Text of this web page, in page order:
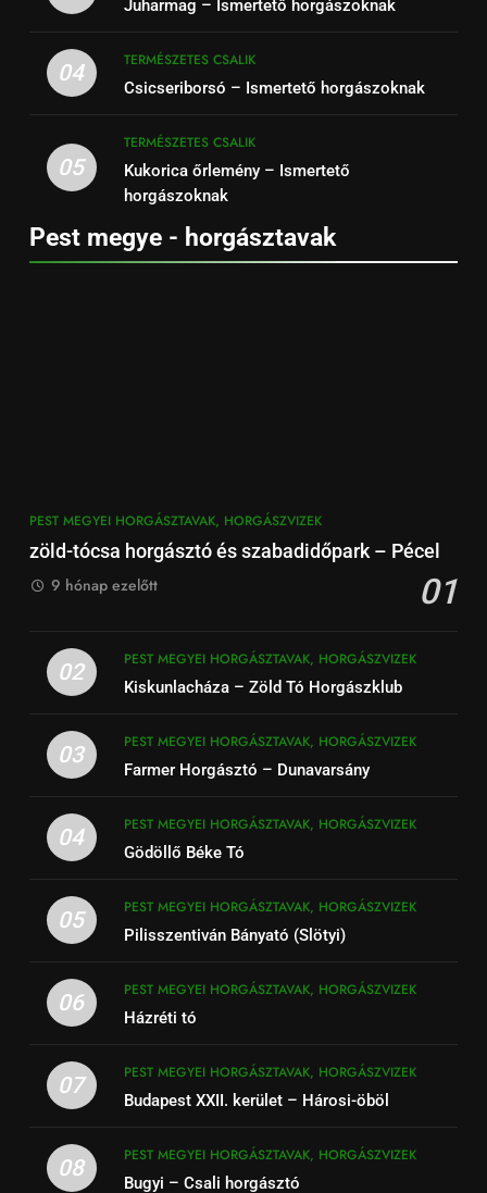
Juharmag – Ismertető horgászoknak
04
TERMÉSZETES CSALIK
Csicseriborsó – Ismertető horgászoknak
05
TERMÉSZETES CSALIK
Kukorica őrlemény – Ismertető
horgászoknak
Pest megye - horgásztavak
PEST MEGYEI HORGÁSZTAVAK, HORGÁSZVIZEK
zöld-tócsa horgásztó és szabadidőpark – Pécel
01
9 hónap ezelőtt
02
PEST MEGYEI HORGÁSZTAVAK, HORGÁSZVIZEK
Kiskunlacháza – Zöld Tó Horgászklub
03
PEST MEGYEI HORGÁSZTAVAK, HORGÁSZVIZEK
Farmer Horgásztó – Dunavarsány
04
PEST MEGYEI HORGÁSZTAVAK, HORGÁSZVIZEK
Gödöllő Béke Tó
05
PEST MEGYEI HORGÁSZTAVAK, HORGÁSZVIZEK
Pilisszentiván Bányató (Slötyi)
06
PEST MEGYEI HORGÁSZTAVAK, HORGÁSZVIZEK
Házréti tó
07
PEST MEGYEI HORGÁSZTAVAK, HORGÁSZVIZEK
Budapest XXII. kerület – Hárosi-öböl
08
PEST MEGYEI HORGÁSZTAVAK, HORGÁSZVIZEK
Bugyi – Csali horgásztó